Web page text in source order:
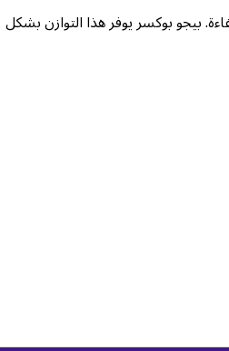
بيجو بوكسر يوفر هذا التوازن بشكل